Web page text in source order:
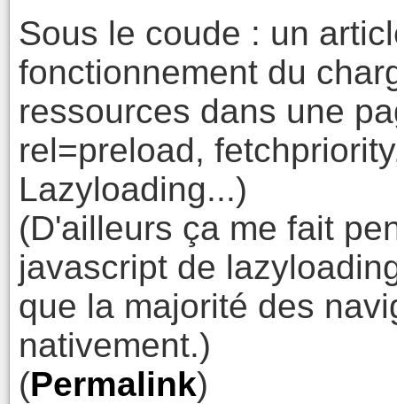
Sous le coude : un
fonctionnement du
ressources dans une
rel=preload,
Lazyloading...)
(D'ailleurs ça me fait
javascript de
que la majorité des
nativement.)
(Permalink)